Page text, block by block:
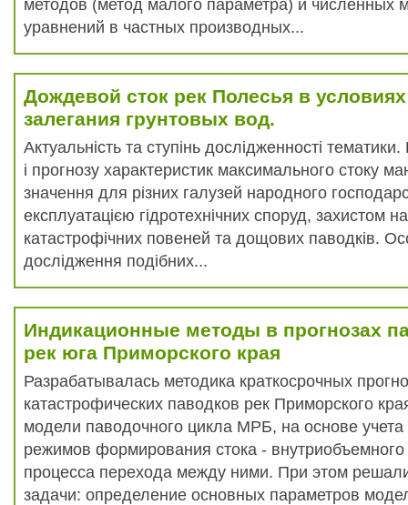
методов (метод малого параметра) и численных
уравнений в частных производных...
Дождевой сток рек Полесья в условиях
залегания грунтовых вод.
Актуальність та ступінь дослідженності
і прогнозу характеристик максимального стоку
значення для різних галузей народного
експлуатацією гідротехнічних споруд, захистом
катастрофічних повеней та дощових паводків.
дослідження подібних...
Индикационные методы в прогнозах
рек юга Приморского края
Разрабатывалась методика краткосрочных
катастрофических паводков рек Приморского
модели паводочного цикла МРБ, на основе
режимов формирования стока - внутриобъемного
процесса перехода между ними. При этом
задачи: определение основных параметров